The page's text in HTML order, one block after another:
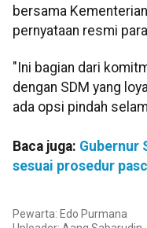
bersama
pernyataan resmi
"Ini bagian dari
dengan SDM yang
ada opsi pindah
Baca juga: Gubernur
sesuai prosedur
Pewarta: Edo Purmana